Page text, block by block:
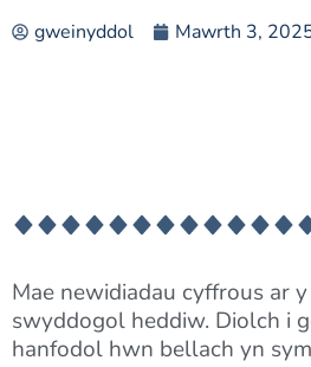
gweinyddol Mawrth 3,
Mae newidiadau cyffrous ar
swyddogol heddiw. Diolch i
hanfodol hwn bellach yn